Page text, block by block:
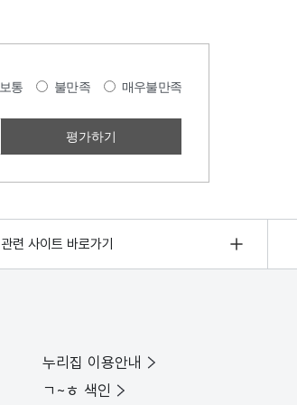
보통 불만족 매우불만족
관련 사이트 바로가기
누리집 이용안내
ㄱ~ㅎ 색인